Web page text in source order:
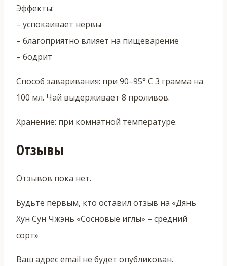
Эффекты:
– успокаивает нервы
– благоприятно влияет на пищеварение
– бодрит
Способ заваривания: при 90–95° C 3 грамма на
100 мл. Чай выдерживает 8 проливов.
Хранение: при комнатной температуре.
Отзывы
Отзывов пока нет.
Будьте первым, кто оставил отзыв на «Дянь
Хун Сун Чжэнь «Сосновые иглы» – средний
сорт»
Ваш адрес email не будет опубликован.